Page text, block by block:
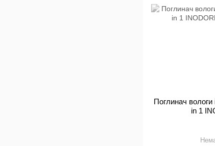
Поглинач вологи
in 1